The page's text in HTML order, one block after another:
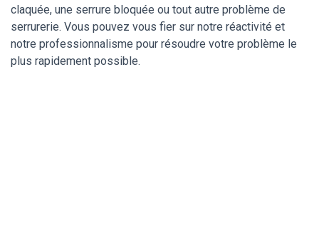
claquée, une serrure bloquée ou tout autre problème de
serrurerie. Vous pouvez vous fier sur notre réactivité et
notre professionnalisme pour résoudre votre problème le
plus rapidement possible.